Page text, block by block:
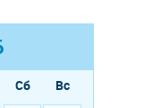
Сб
Вс